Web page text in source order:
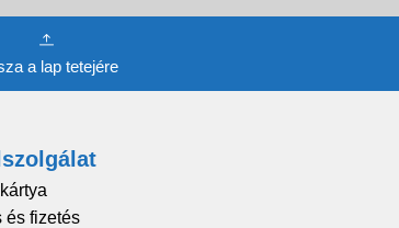
a lap tetejére
és fizetés